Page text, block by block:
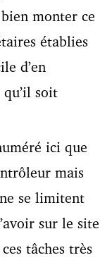
monter ce
établies
d’en
soit
ici que
mais
se limitent
sur le site
tâches très